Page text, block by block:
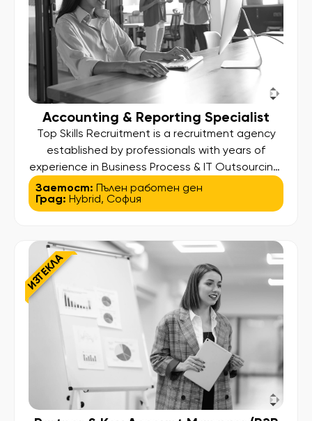
Accounting & Reporting Specialist
Top Skills Recruitment is a recruitment agency
established by professionals with years of
experience in Business Process & IT Outsourcing.
Our higher aim is to find and bring out the best in
our candidates so they can land their desired
Заетост: Пълен работен ден
Град: Hybrid, София
ИЗТЕКЛА